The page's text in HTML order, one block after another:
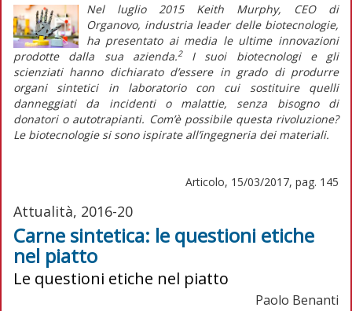
Nel luglio 2015 Keith Murphy, CEO di
Organovo, industria leader delle biotecnologie,
ha presentato ai media le ultime innovazioni
prodotte dalla sua azienda.2I suoi biotecnologi e gli
scienziati hanno dichiarato d’essere in grado di produrre
organi sintetici in laboratorio con cui sostituire quelli
danneggiati da incidenti o malattie, senza bisogno di
donatori o autotrapianti. Com’è possibile questa rivoluzione?
Le biotecnologie si sono ispirate all’ingegneria dei materiali.
Articolo, 15/03/2017, pag. 145
Attualità, 2016-20
Carne sintetica: le questioni etiche
nel piatto
Le questioni etiche nel piatto
Paolo Benanti